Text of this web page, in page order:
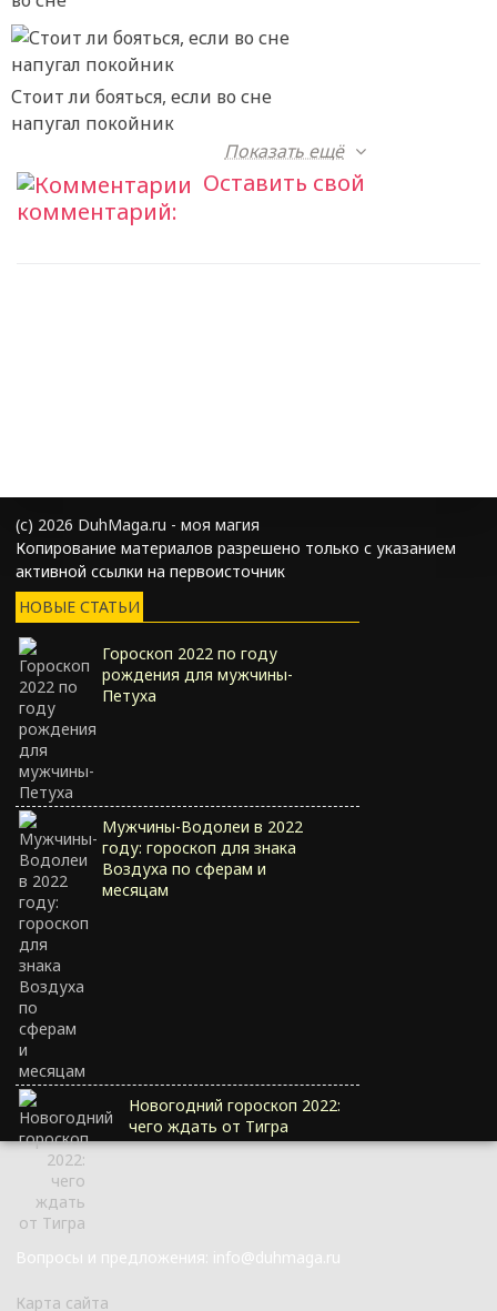
Стоит ли бояться, если во сне
напугал покойник
Показать ещё
Оставить свой
комментарий:
(с) 2026 DuhMaga.ru - моя магия
Копирование материалов разрешено только с указанием
активной ссылки на первоисточник
НОВЫЕ СТАТЬИ
Гороскоп 2022 по году
рождения для мужчины-
Петуха
Мужчины-Водолеи в 2022
году: гороскоп для знака
Воздуха по сферам и
месяцам
Новогодний гороскоп 2022:
чего ждать от Тигра
Вопросы и предложения: info@duhmaga.ru
Карта сайта